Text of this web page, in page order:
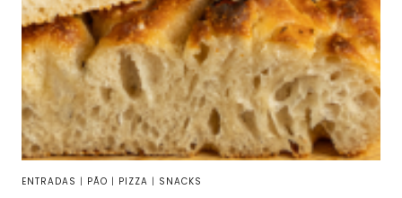
ENTRADAS | PÃO | PIZZA | SNACKS